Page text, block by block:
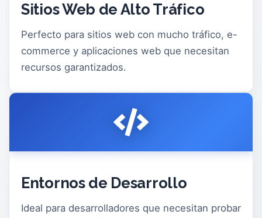
Sitios Web de Alto Tráfico
Perfecto para sitios web con mucho tráfico, e-
commerce y aplicaciones web que necesitan
recursos garantizados.
Entornos de Desarrollo
Ideal para desarrolladores que necesitan probar